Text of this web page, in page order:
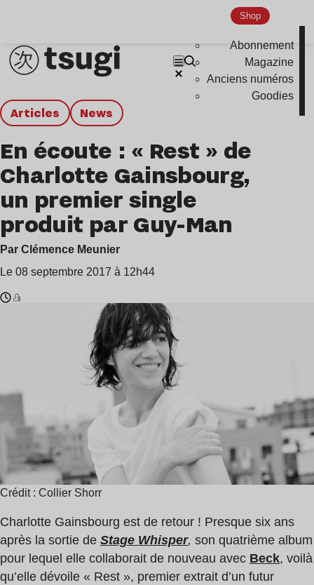
Shop
Abonnement
Magazine
Anciens numéros
Goodies
Articles news
En écoute : « Rest » de
Charlotte Gainsbourg,
un premier single
produit par Guy-Man
Par Clémence Meunier
Le 08 septembre 2017 à 12h44
min
Crédit : Collier Shorr
Charlotte Gainsbourg est de retour ! Presque six ans
après la sortie de Stage Whisper, son quatrième album
pour lequel elle collaborait de nouveau avec Beck, voilà
qu’elle dévoile « Rest », premier extrait d’un futur